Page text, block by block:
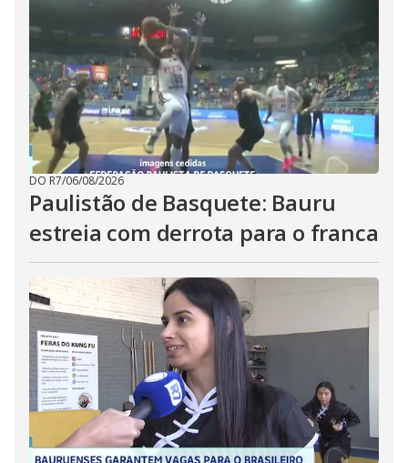
DO R7/06/08/2026
Paulistão de Basquete: Bauru
estreia com derrota para o franca